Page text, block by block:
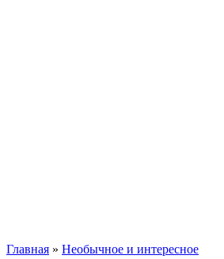
Главная » Необычное и интересное